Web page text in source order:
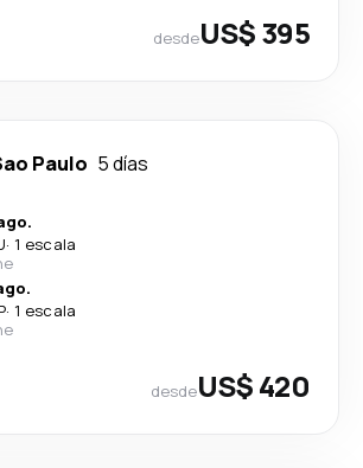
desdeUS$ 395
Paulo 5 días
· 1 escala
· 1 escala
desdeUS$ 420